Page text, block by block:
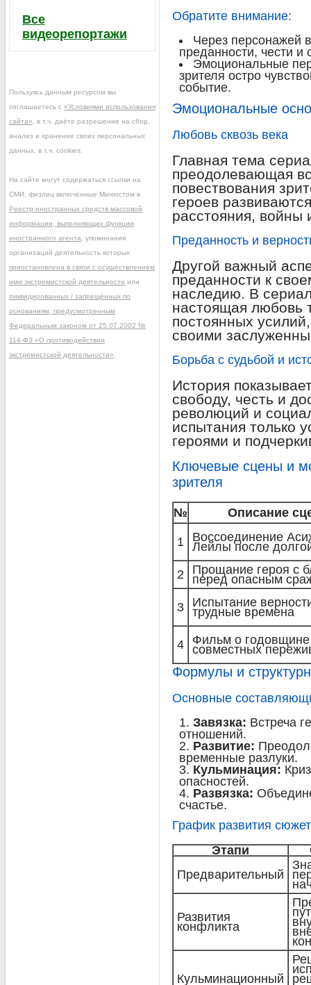
Обратите внимание:
Через персонажей
преданности, чести
Эмоциональные
зрителя остро
событие.
Эмоциональные
Любовь сквозь века
Главная тема
преодолевающая
повествования
героев
расстояния,
Преданность и
Другой важный
преданности к
наследию. В
настоящая любовь
постоянных
своими
Борьба с судьбой и
История
свободу, честь и
революций и
испытания только
героями и
Ключевые сцены и
зрителя
№ Описание
1 Воссоединение
Лейлы после
2
Прощание героя с
перед опасным
3
Испытание
трудные времена
4 Фильм о
совместных
Формулы и
Основные
Завязка: Встреча
отношений.
Развитие:
временные разлуки.
Кульминация:
опасностей.
Развязка:
счастье.
График развития
Этапи
Предварительный
Развития
конфликта
Кульминационный
Все
видеорепортажи
Пользуясь данным ресурсом вы
соглашаетесь с «Условиями использования
сайта» , в т.ч. даёте разрешение на сбор,
анализ и хранение своих персональных
данных, в т.ч. cookies.
На сайте могут содержаться ссылки на
СМИ, физлиц включённые Минюстом в
Реестр иностранных средств массовой
информации, выполняющих функции
иностранного агента , упоминания
организаций деятельность которых
приостановлена в связи с осуществлением
ими экстремистской деятельности или
ликвидированных / запрещённых по
основаниям, предусмотренным
Федеральным законом от 25.07.2002 №
114-ФЗ «О противодействии
экстремистской деятельности»